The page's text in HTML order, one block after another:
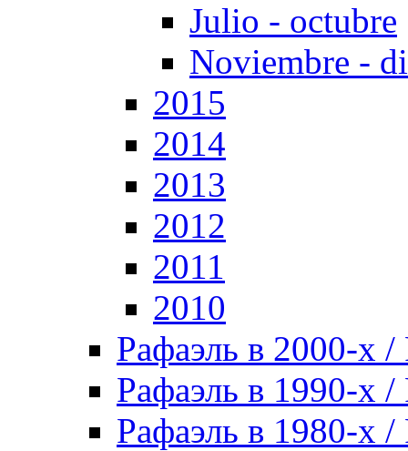
Julio - octubre
Noviembre -
2015
2014
2013
2012
2011
2010
Рафаэль в 2000-х /
Рафаэль в 1990-х /
Рафаэль в 1980-х /